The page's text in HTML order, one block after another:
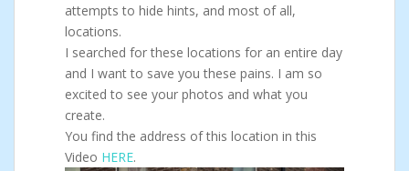
attempts to hide hints, and most of all,
locations.
I searched for these locations for an entire day
and I want to save you these pains. I am so
excited to see your photos and what you
create.
You find the address of this location in this
Video HERE.